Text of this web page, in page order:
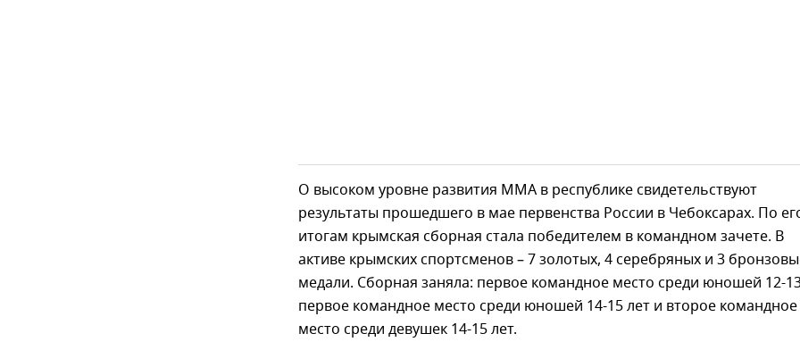
О высоком уровне развития ММА в республике свидетельствуют
результаты прошедшего в мае первенства России в Чебоксарах. По
итогам крымская сборная стала победителем в командном зачете. В
активе крымских спортсменов – 7 золотых, 4 серебряных и 3
медали. Сборная заняла: первое командное место среди юношей 12-
первое командное место среди юношей 14-15 лет и второе командное
место среди девушек 14-15 лет.